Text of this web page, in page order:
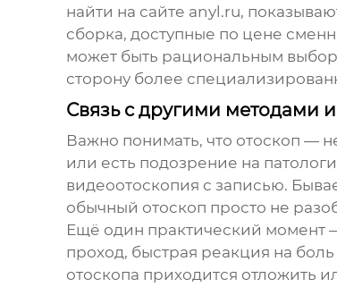
найти на сайте anyl.ru,
сборка, доступные по цене
может быть рациональным
сторону более
Связь с другими методами
Важно понимать, что отоскоп —
или есть подозрение на
видеоотоскопия с записью.
обычный отоскоп просто не
Ещё один практический момент
проход, быстрая реакция на
отоскопа приходится отложить